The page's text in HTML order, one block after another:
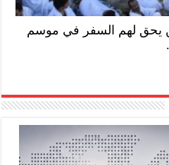
يحق لهم السفر في موسم